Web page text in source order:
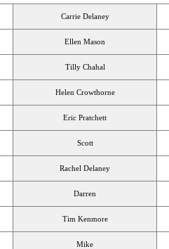
Carrie Delaney
Ellen Mason
Tilly Chahal
Helen Crowthorne
Eric Pratchett
Scott
Rachel Delaney
Darren
Tim Kenmore
Mike